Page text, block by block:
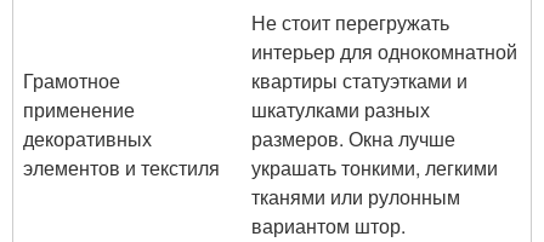
Грамотное
применение
декоративных
элементов и текстиля
Не стоит перегружать
интерьер для однокомнатной
квартиры статуэтками и
шкатулками разных
размеров. Окна лучше
украшать тонкими, легкими
тканями или рулонным
вариантом штор.